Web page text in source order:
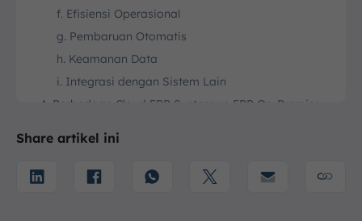
f. Efisiensi Operasional
g. Pembaruan Otomatis
h. Keamanan Data
i. Integrasi dengan Sistem Lain
4. Perbedaan Cloud ERP System vs ERP On-Premise
c. Biaya
Share artikel ini